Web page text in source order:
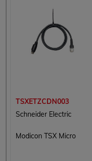
TSXETZCDN003
Schneider Electric
Modicon TSX Micro